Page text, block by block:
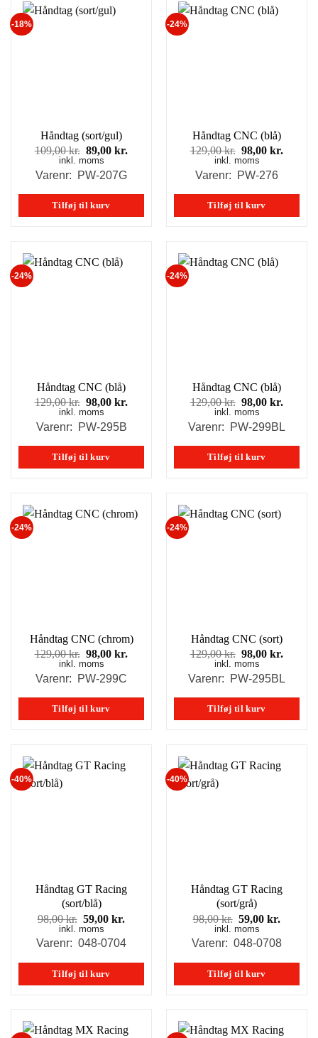
-18%
Håndtag (sort/gul)
109,00kr. Den
oprindelige
pris
109,00 kr..
89,00kr.
89,00 kr..
inkl. moms
Varenr: PW-207G
Tilføj til kurv
-24%
Håndtag CNC (blå)
129,00kr. Den
oprindelige
pris
129,00 kr..
98,00kr.
98,00
inkl. moms
Varenr: PW-276
Tilføj til kurv
-24%
Håndtag CNC (blå)
129,00kr. Den
oprindelige
pris
129,00 kr..
98,00kr.
98,00 kr..
inkl. moms
Varenr: PW-295B
Tilføj til kurv
-24%
Håndtag CNC (blå)
129,00kr. Den
oprindelige
pris
129,00 kr..
98,00kr.
98,00
inkl. moms
Varenr: PW-299BL
Tilføj til kurv
-24%
Håndtag CNC (chrom)
129,00kr. Den
oprindelige
pris
129,00 kr..
98,00kr.
98,00 kr..
inkl. moms
Varenr: PW-299C
Tilføj til kurv
-24%
Håndtag CNC (sort)
129,00kr. Den
oprindelige
pris
129,00 kr..
98,00kr.
98,00
inkl. moms
Varenr: PW-295BL
Tilføj til kurv
-40%
Håndtag GT Racing
(sort/blå)
98,00kr. Den
oprindelige
pris
98,00 kr..
59,00kr.
pris
59,00 kr..
inkl. moms
Varenr: 048-0704
Tilføj til kurv
-40%
Håndtag GT Racing
(sort/grå)
98,00kr. Den
oprindelige
pris
98,00 kr..
59,00kr.
pris
59,00
inkl. moms
Varenr: 048-0708
Tilføj til kurv